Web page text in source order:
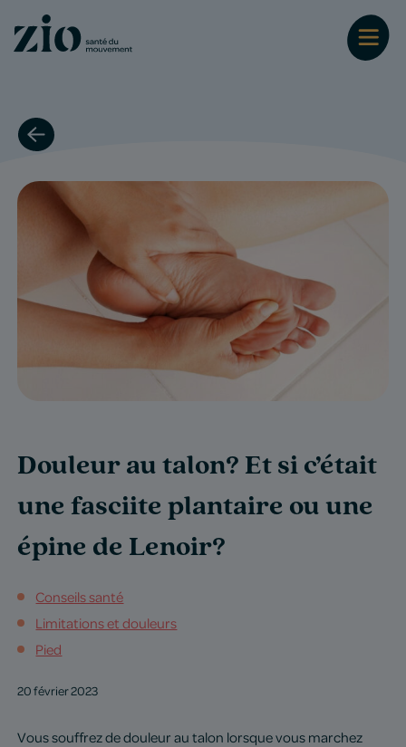
Douleur au talon? Et si c’était
une fasciite plantaire ou une
épine de Lenoir?
Conseils santé
Limitations et douleurs
Pied
20 février 2023
Vous souffrez de douleur au talon lorsque vous marchez